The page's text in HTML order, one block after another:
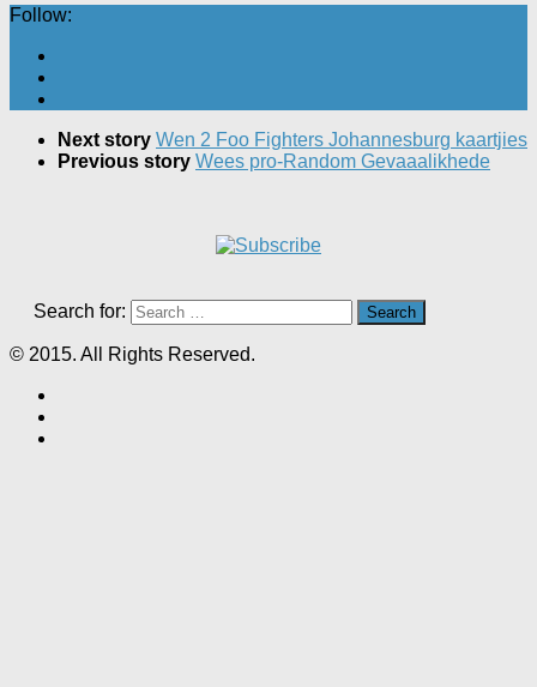
Follow:
Next story Wen 2 Foo Fighters Johannesburg kaartjies
Previous story Wees pro-Random Gevaaalikhede
Search for:
© 2015. All Rights Reserved.